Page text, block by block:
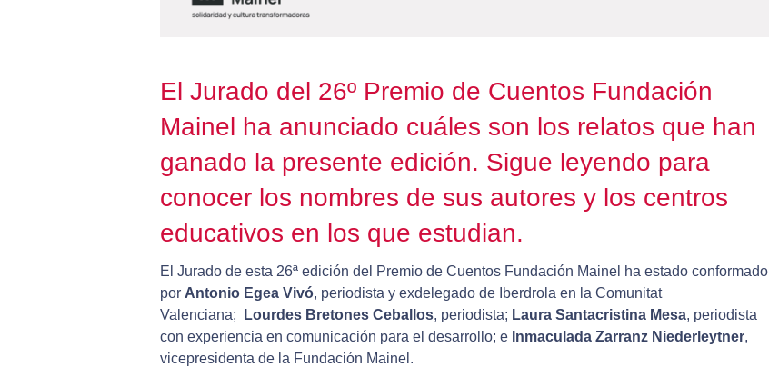
El Jurado del 26º Premio de Cuentos Fundación
Mainel ha anunciado cuáles son los relatos que han
ganado la presente edición. Sigue leyendo para
conocer los nombres de sus autores y los centros
educativos en los que estudian.
El Jurado de esta 26ª edición del Premio de Cuentos Fundación Mainel ha estado conformado
por Antonio Egea Vivó, periodista y exdelegado de Iberdrola en la Comunitat
Valenciana;
Lourdes Bretones Ceballos, periodista; Laura Santacristina Mesa, periodista
con experiencia en comunicación para el desarrollo; e Inmaculada Zarranz Niederleytner,
vicepresidenta de la Fundación Mainel.